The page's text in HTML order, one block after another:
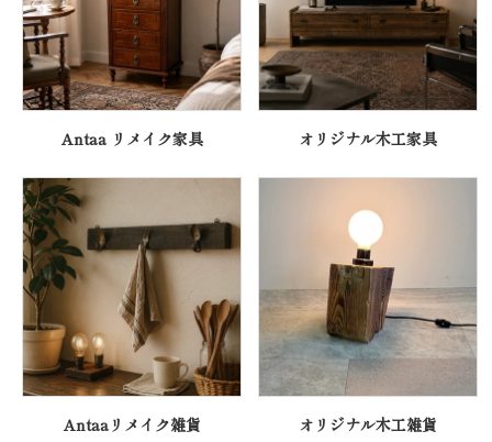
Antaa リメイク家具
Antaaリメイク雑貨
オリジナル木工家具
オリジナル木工雑貨